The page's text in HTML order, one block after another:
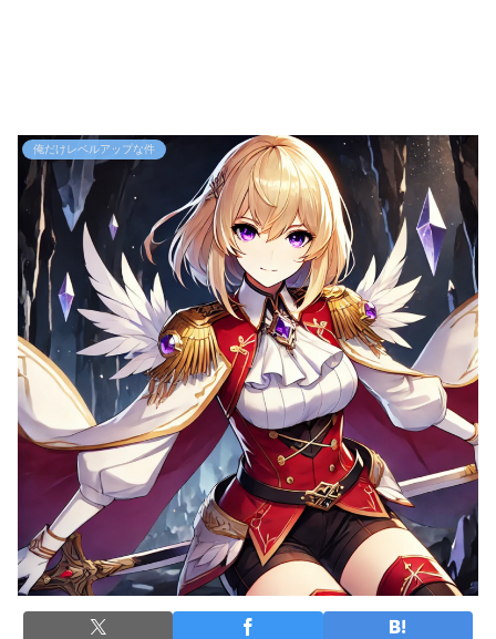
俺だけレベルアップな件